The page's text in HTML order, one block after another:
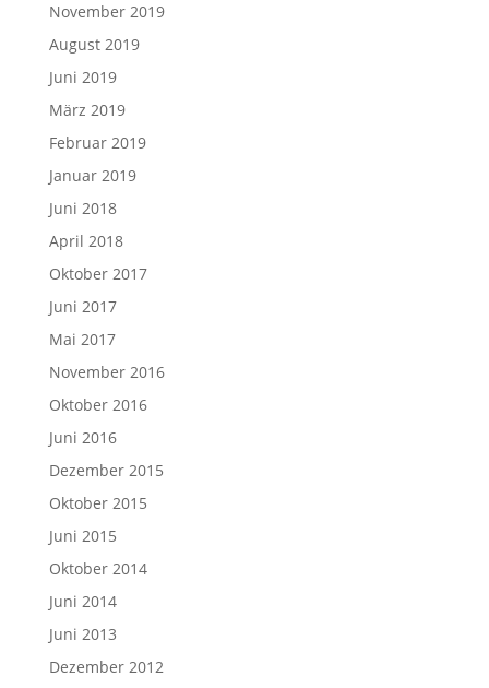
November 2019
August 2019
Juni 2019
März 2019
Februar 2019
Januar 2019
Juni 2018
April 2018
Oktober 2017
Juni 2017
Mai 2017
November 2016
Oktober 2016
Juni 2016
Dezember 2015
Oktober 2015
Juni 2015
Oktober 2014
Juni 2014
Juni 2013
Dezember 2012